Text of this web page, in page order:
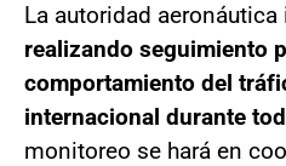
La autoridad
realizando seguimiento
comportamiento del
internacional durante
monitoreo se hará en